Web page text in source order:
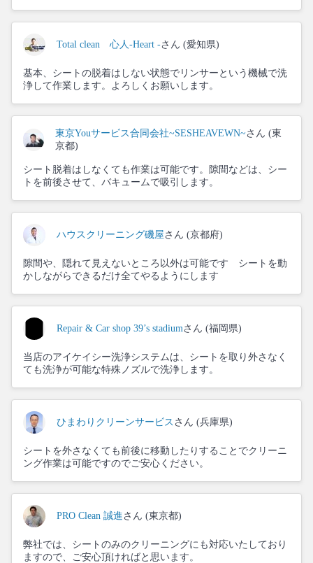
Total clean 心人-Heart -さん (愛知県)
基本、シートの脱着はしない状態でリンサーという機械で洗
浄して作業します。よろしくお願いします。
東京Youサービス合同会社~SESHEAVEWN~さん (東
京都)
シート脱着はしなくても作業は可能です。隙間などは、シー
トを前後させて、バキュームで吸引します。
ハウスクリーニング磯屋 さん (京都府)
隙間や、隠れて見えないところ以外は可能です シートを動
かしながらできるだけ全てやるようにします
Repair & Car shop 39’s stadiumさん (福岡県)
当店のアイケイシー洗浄システムは、シートを取り外さなく
ても洗浄が可能な特殊ノズルで洗浄します。
ひまわりクリーンサービス さん (兵庫県)
シートを外さなくても前後に移動したりすることでクリーニ
ング作業は可能ですのでご安心ください。
PRO Clean 誠進 さん (東京都)
弊社では、シートのみのクリーニングにも対応いたしており
ますので、ご安心頂ければと思います。